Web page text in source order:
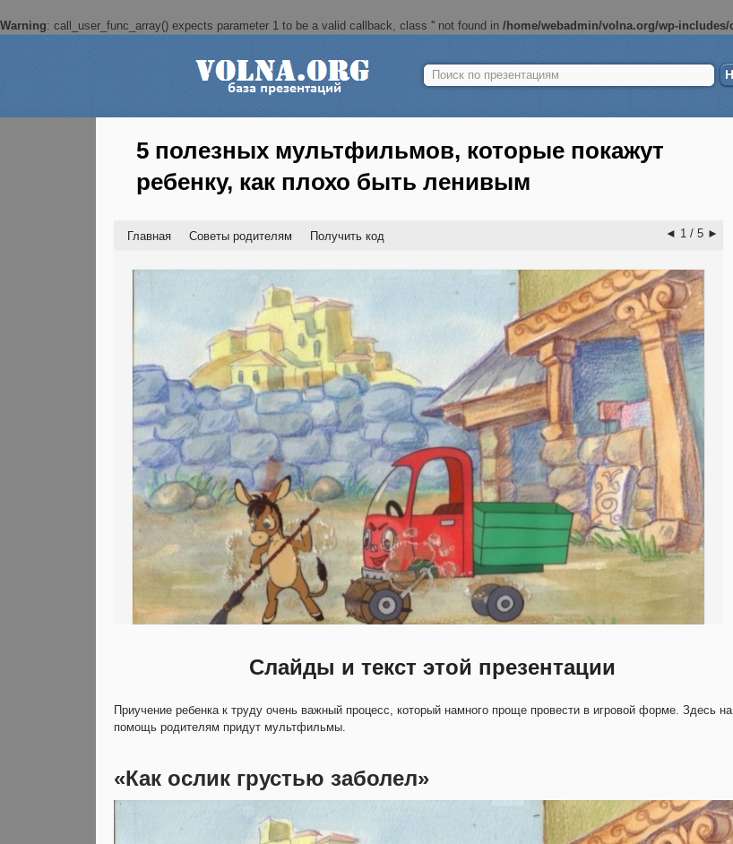
Warning: call_user_func_array() expects parameter 1 to be a valid callback, class '' not found in /home/webadmin/volna.org/wp-
Найти:
5 полезных мультфильмов, которые покажут
ребенку, как плохо быть ленивым
Главная Советы родителям Получить код ◄ 1 / 5 ►
Слайды и текст этой презентации
Приучение ребенка к труду очень важный процесс, который намного проще провести в игровой форме. Здесь на
помощь родителям придут мультфильмы.
«Как ослик грустью заболел»